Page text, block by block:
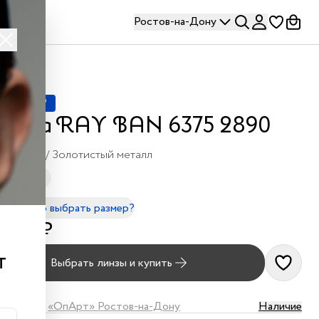
Ростов-на-Дону
RAY BAN 6375 2890
Черный / Золотистый металл
130mm
выбрать размер?
700 ₽
Выбрать линзы и купить
в «ОпАрт» Ростов-на-Дону Наличие